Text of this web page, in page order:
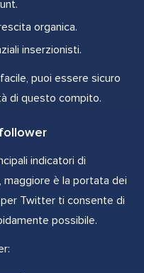
organica.
inserzionisti.
puoi essere sicuro
di questo compito.
indicatori di
è la portata dei
Twitter ti consente di
possibile.